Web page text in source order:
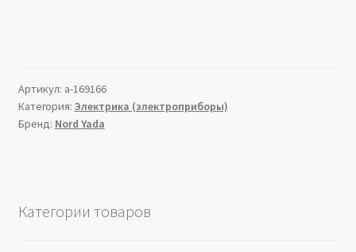
Артикул: a-169166
Категория: Электрика (электроприборы)
Бренд: Nord Yada
Категории товаров